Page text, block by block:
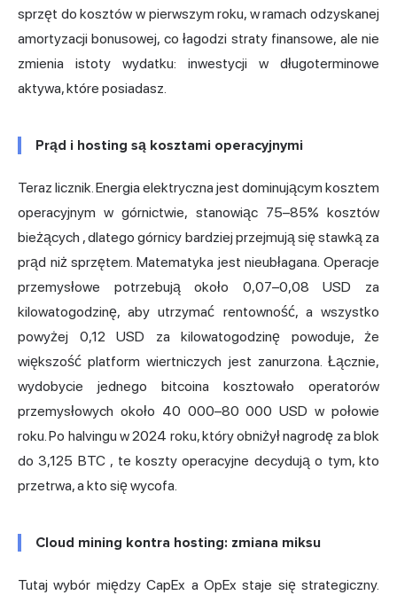
sprzęt do kosztów w pierwszym roku, w ramach odzyskanej
amortyzacji bonusowej, co łagodzi straty finansowe, ale nie
zmienia istoty wydatku: inwestycji w długoterminowe
aktywa, które posiadasz.
Prąd i hosting są kosztami operacyjnymi
Teraz licznik. Energia elektryczna jest dominującym kosztem
operacyjnym w górnictwie, stanowiąc 75–85% kosztów
bieżących , dlatego górnicy bardziej przejmują się stawką za
prąd niż sprzętem. Matematyka jest nieubłagana. Operacje
przemysłowe potrzebują około 0,07–0,08 USD za
kilowatogodzinę, aby utrzymać rentowność, a wszystko
powyżej 0,12 USD za kilowatogodzinę powoduje, że
większość platform wiertniczych jest zanurzona. Łącznie,
wydobycie jednego bitcoina kosztowało operatorów
przemysłowych około 40 000–80 000 USD w połowie
roku. Po halvingu w 2024 roku, który obniżyłnagrodę za blok
do3,125 BTC, te koszty operacyjne decydują o tym, kto
przetrwa, a kto się wycofa.
Cloud mining kontra hosting: zmiana miksu
Tutaj wybór między CapEx a OpEx staje się strategiczny.